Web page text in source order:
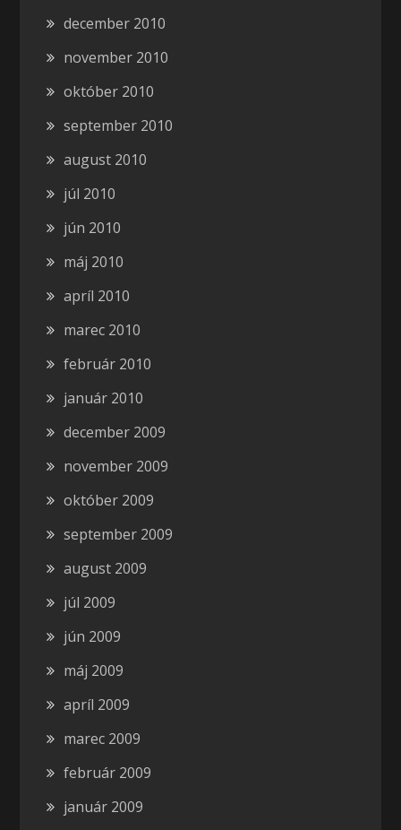
december 2010
november 2010
október 2010
september 2010
august 2010
júl 2010
jún 2010
máj 2010
apríl 2010
marec 2010
február 2010
január 2010
december 2009
november 2009
október 2009
september 2009
august 2009
júl 2009
jún 2009
máj 2009
apríl 2009
marec 2009
február 2009
január 2009